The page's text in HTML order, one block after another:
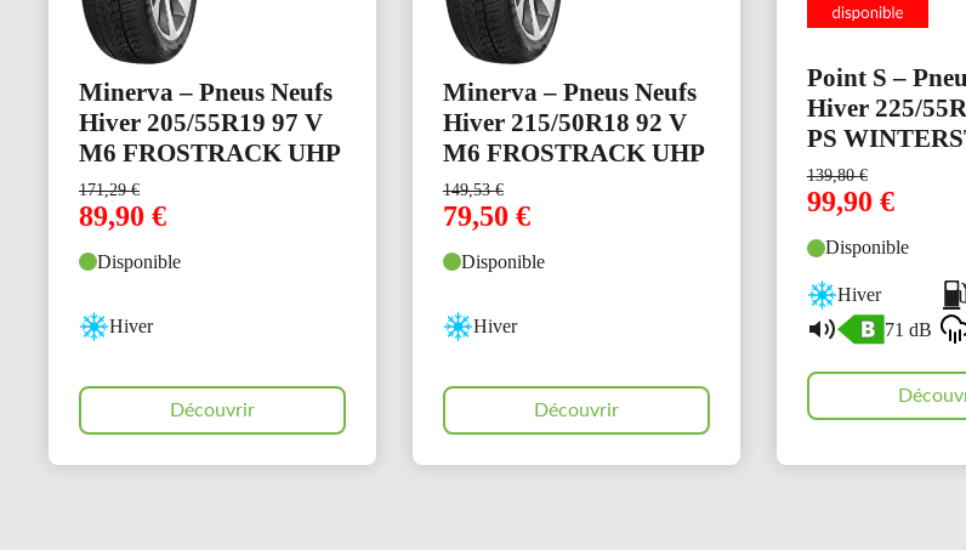
Minerva – Pneus Neufs
Hiver 205/55R19 97 V
M6 FROSTRACK UHP
171,29€
89,90 €
Disponible
Hiver
Découvrir
Minerva – Pneus Neufs
Hiver 215/50R18 92 V
M6 FROSTRACK UHP
149,53€
79,50 €
Disponible
Hiver
Découvrir
Point S –
Hiver 225/
PS
139,80€
99,90 €
Disponible
Hiver
71 dB